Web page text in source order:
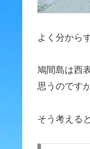
よく分から
鳩間島は西
思うのです
そう考える